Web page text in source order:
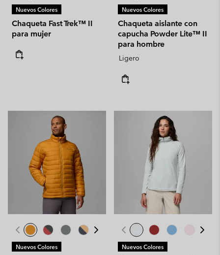
Nuevos Colores
Chaqueta Fast Trek™ II
para mujer
Nuevos Colores
Chaqueta aislante con
capucha Powder Lite™ II
para hombre
Ligero
Nuevos Colores Nuevos Colores